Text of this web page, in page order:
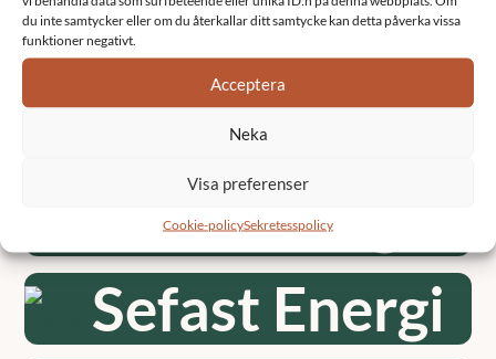
du inte samtycker eller om du återkallar ditt samtycke kan detta påverka vissa
funktioner negativt.
Acceptera
Neka
Visa preferenser
Cookie-policySekretesspolicy
Underhållsplan
Renovering
Sefast Energi